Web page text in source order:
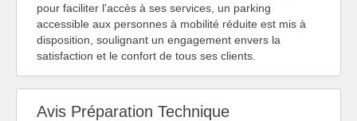
pour faciliter l'accès à ses services, un parking
accessible aux personnes à mobilité réduite est mis à
disposition, soulignant un engagement envers la
satisfaction et le confort de tous ses clients.
Avis Préparation Technique